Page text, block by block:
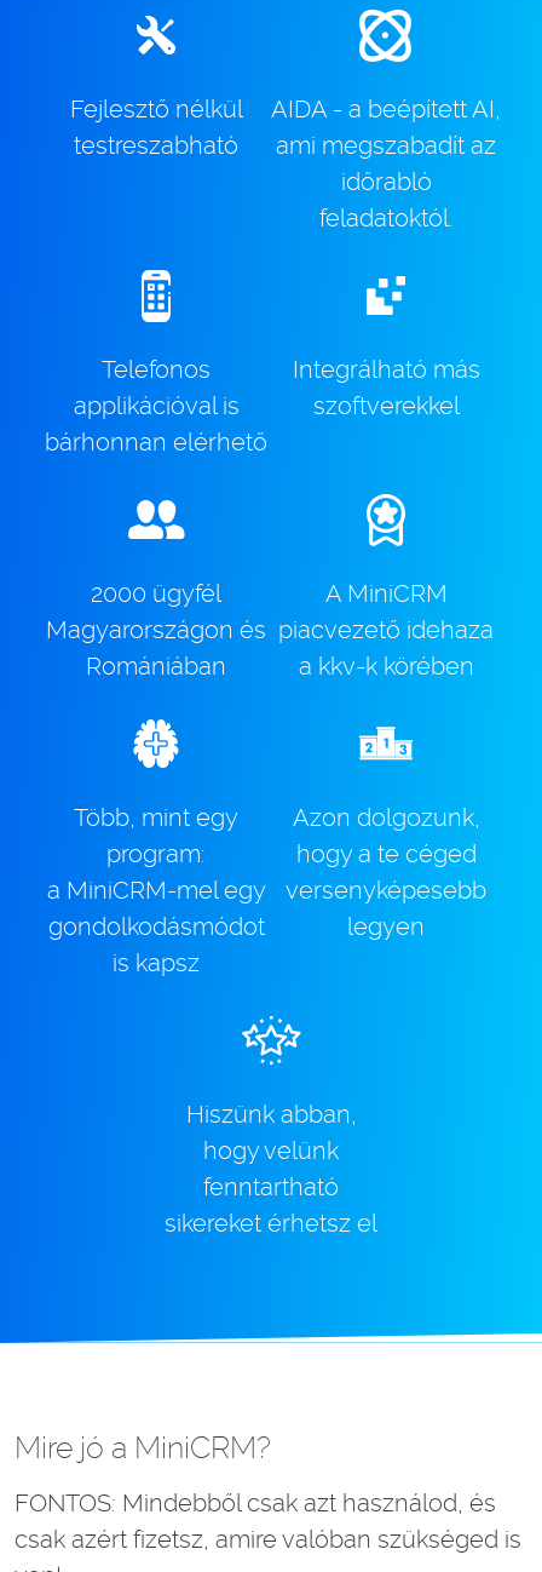
Fejlesztő nélkül
testreszabható
AIDA - a beépített AI,
ami megszabadít az
időrabló
feladatoktól.
Telefonos
applikációval is
bárhonnan elérhető
Integrálható más
szoftverekkel
2000 ügyfél
Magyarországon és
Romániában
A MiniCRM
piacvezető idehaza
a kkv-k körében
Több, mint egy
program:
a MiniCRM-mel egy
gondolkodásmódot
is kapsz
Azon dolgozunk,
hogy a te céged
versenyképesebb
legyen
Hiszünk abban,
hogy velünk
fenntartható
sikereket érhetsz el
Mire jó a MiniCRM?
FONTOS: Mindebből csak azt használod, és
csak azért fizetsz, amire valóban szükséged is